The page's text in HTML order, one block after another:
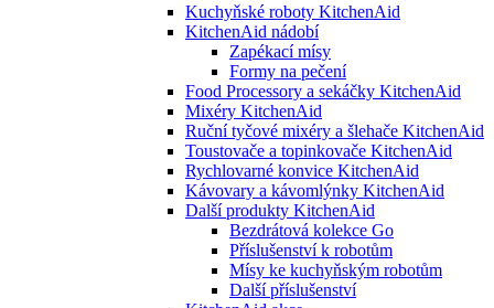
Kuchyňské roboty KitchenAid
KitchenAid nádobí
Zapékací mísy
Formy na pečení
Food Processory a sekáčky KitchenAid
Mixéry KitchenAid
Ruční tyčové mixéry a šlehače KitchenAid
Toustovače a topinkovače KitchenAid
Rychlovarné konvice KitchenAid
Kávovary a kávomlýnky KitchenAid
Další produkty KitchenAid
Bezdrátová kolekce Go
Příslušenství k robotům
Mísy ke kuchyňským robotům
Další příslušenství